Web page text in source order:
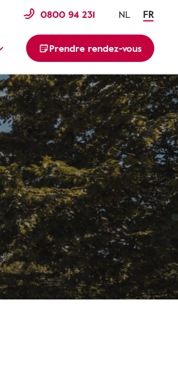
0800 94 231 NL FR
Prendre rendez-vous